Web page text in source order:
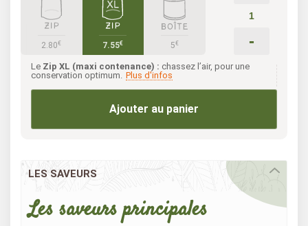
2.80€ 7.55€
Le Zip XL (maxi contenance) : chassez l’air, pour une
conservation optimum. Plus d'infos
5€ -
Ajouter au panier
LES SAVEURS
Les saveurs principales